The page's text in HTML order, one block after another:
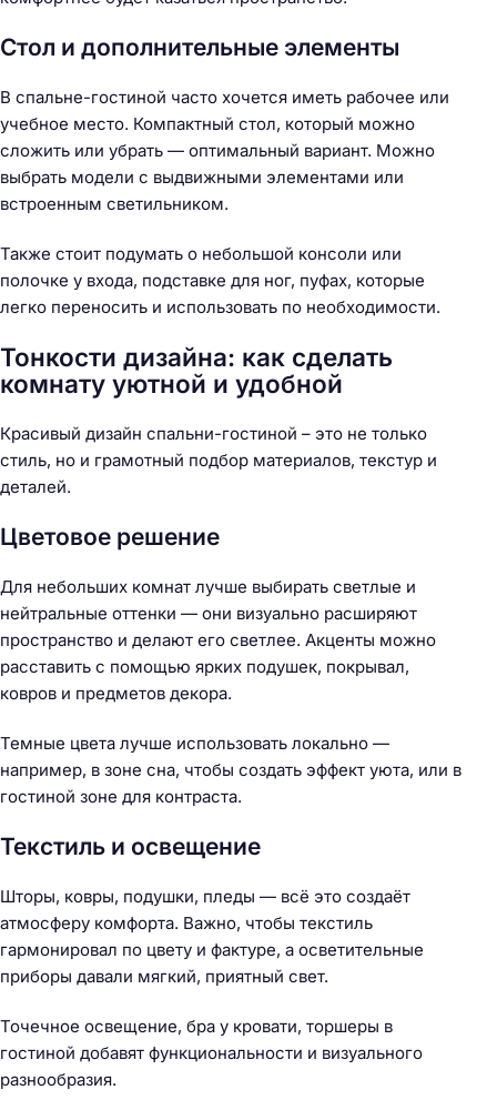
Стол и дополнительные элементы
В спальне-гостиной часто хочется иметь рабочее или
учебное место. Компактный стол, который можно
сложить или убрать — оптимальный вариант. Можно
выбрать модели с выдвижными элементами или
встроенным светильником.
Также стоит подумать о небольшой консоли или
полочке у входа, подставке для ног, пуфах, которые
легко переносить и использовать по необходимости.
Тонкости дизайна: как сделать
комнату уютной и удобной
Красивый дизайн спальни-гостиной – это не только
стиль, но и грамотный подбор материалов, текстур и
деталей.
Цветовое решение
Для небольших комнат лучше выбирать светлые и
нейтральные оттенки — они визуально расширяют
пространство и делают его светлее. Акценты можно
расставить с помощью ярких подушек, покрывал,
ковров и предметов декора.
Темные цвета лучше использовать локально —
например, в зоне сна, чтобы создать эффект уюта, или в
гостиной зоне для контраста.
Текстиль и освещение
Шторы, ковры, подушки, пледы — всё это создаёт
атмосферу комфорта. Важно, чтобы текстиль
гармонировал по цвету и фактуре, а осветительные
приборы давали мягкий, приятный свет.
Точечное освещение, бра у кровати, торшеры в
гостиной добавят функциональности и визуального
разнообразия.